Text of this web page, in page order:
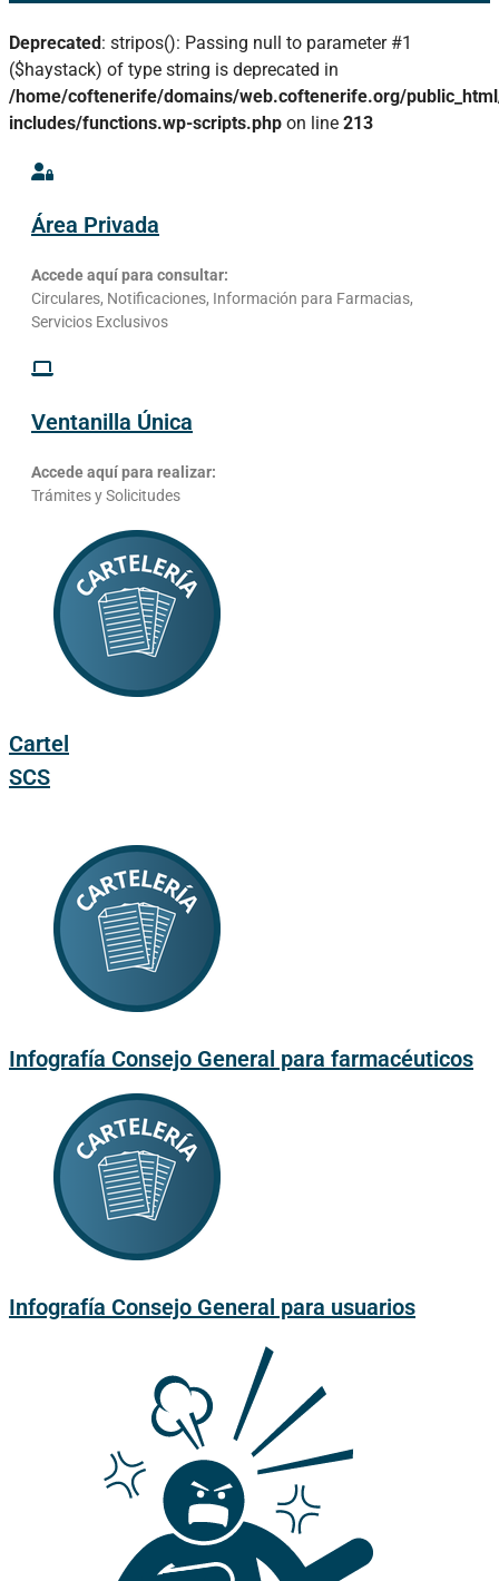
Deprecated: stripos(): Passing null to parameter #1
($haystack) of type string is deprecated in
/home/coftenerife/domains/web.coftenerife.org/
includes/functions.wp-scripts.php on line 213
Área Privada
Accede aquí para consultar:
Circulares, Notificaciones, Información para Farmacias,
Servicios Exclusivos
Ventanilla Única
Accede aquí para realizar:
Trámites y Solicitudes
Cartel
SCS
Infografía Consejo General para farmacéuticos
Infografía Consejo General para usuarios